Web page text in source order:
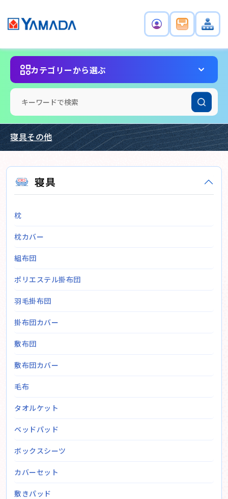
カテゴリーから選ぶ
寝具その他
寝具
枕
枕カバー
組布団
ポリエステル掛布団
羽毛掛布団
掛布団カバー
敷布団
敷布団カバー
毛布
タオルケット
ベッドパッド
ボックスシーツ
カバーセット
敷きパッド